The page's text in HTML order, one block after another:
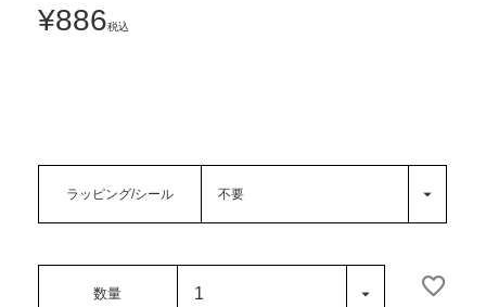
¥886税込
ラッピング/シール